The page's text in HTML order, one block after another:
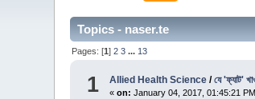
Topics - naser.te
Pages: [1]2 3 ... 13
1 Allied Health Science /যে 'ফ্যাট'
«on: January 04, 2017, 01:45:21